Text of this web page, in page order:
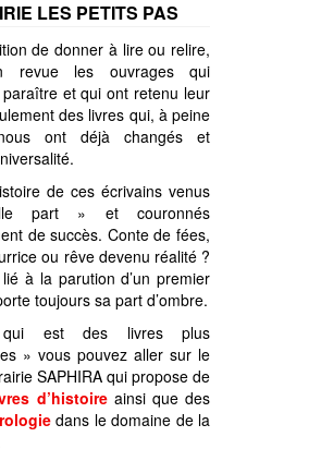
LES PETITS PAS
de donner à lire ou relire,
revue les ouvrages qui
et qui ont retenu leur
des livres qui, à peine
ont déjà changés et
de ces écrivains venus
part » et couronnés
de succès. Conte de fées,
ou rêve devenu réalité ?
à la parution d’un premier
toujours sa part d’ombre.
est des livres plus
» vous pouvez aller sur le
SAPHIRA qui propose de
d’histoireainsi que des
dans le domaine de la